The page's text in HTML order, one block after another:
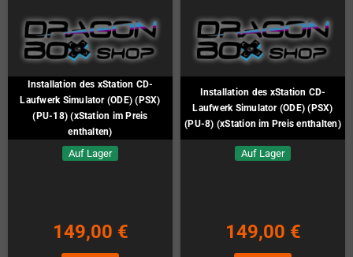
Installation des xStation CD-
Laufwerk Simulator (ODE) (PSX)
(PU-18) (xStation im Preis
enthalten)
Auf Lager
149,00 €
Installation des xStation CD-
Laufwerk Simulator (ODE) (PSX)
(PU-8) (xStation im Preis enthalten)
Auf Lager
149,00 €